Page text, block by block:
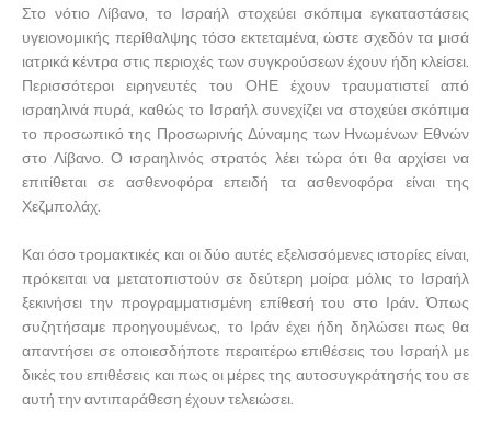
Στο νότιο Λίβανο, το Ισραήλ στοχεύει σκόπιμα εγκαταστάσεις
υγειονομικής περίθαλψης τόσο εκτεταμένα, ώστε σχεδόν τα μισά
ιατρικά κέντρα στις περιοχές των συγκρούσεων έχουν ήδη κλείσει.
Περισσότεροι ειρηνευτές του ΟΗΕ έχουν τραυματιστεί από
ισραηλινά πυρά, καθώς το Ισραήλ συνεχίζει να στοχεύει σκόπιμα
το προσωπικό της Προσωρινής Δύναμης των Ηνωμένων Εθνών
στο Λίβανο. Ο ισραηλινός στρατός λέει τώρα ότι θα αρχίσει να
επιτίθεται σε ασθενοφόρα επειδή τα ασθενοφόρα είναι της
Χεζμπολάχ.
Και όσο τρομακτικές και οι δύο αυτές εξελισσόμενες ιστορίες είναι,
πρόκειται να μετατοπιστούν σε δεύτερη μοίρα μόλις το Ισραήλ
ξεκινήσει την προγραμματισμένη επίθεσή του στο Ιράν. Όπως
συζητήσαμε προηγουμένως, το Ιράν έχει ήδη δηλώσει πως θα
απαντήσει σε οποιεσδήποτε περαιτέρω επιθέσεις του Ισραήλ με
δικές του επιθέσεις και πως οι μέρες της αυτοσυγκράτησής του σε
αυτή την αντιπαράθεση έχουν τελειώσει.